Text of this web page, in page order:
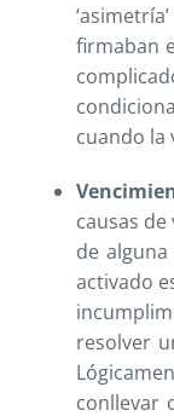
firmaban
cuando la
causas
de
activado
resolver
conllevar